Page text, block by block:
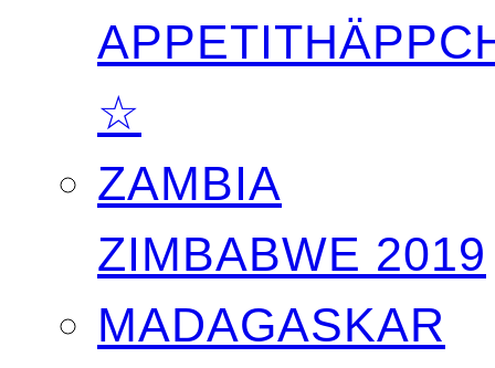
☆
ZAMBIA
ZIMBABWE 2019
MADAGASKAR